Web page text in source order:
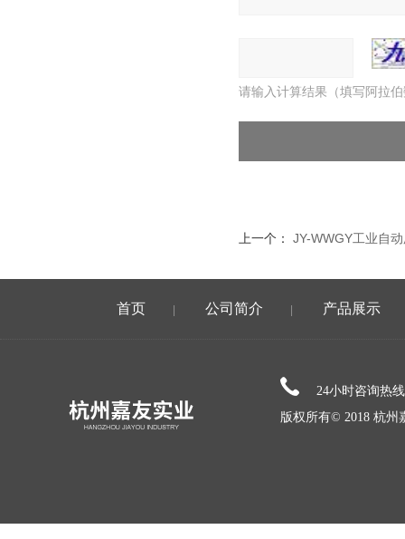
请输入计算结果（填写阿拉
上一个： JY-WWGY工业自
首页 公司简介 产品展示
24小时咨询热
版权所有© 2018 杭州